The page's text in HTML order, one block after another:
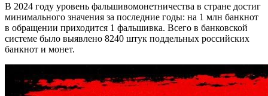
В 2024 году уровень фальшивомонетничества в стране достиг
минимального значения за последние годы: на 1 млн банкнот
в обращении приходится 1 фальшивка. Всего в банковской
системе было выявлено 8240 штук поддельных российских
банкнот и монет.